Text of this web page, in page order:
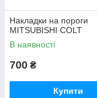
Накладки на пороги
MITSUBISHI COLT
В наявності
700 ₴
Купити